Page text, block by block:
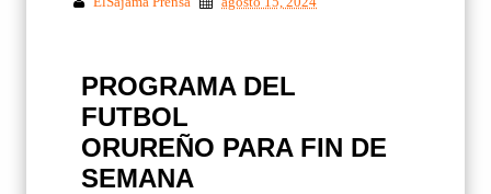
PROGRAMA DEL
FUTBOL
ORUREÑO PARA FIN DE
SEMANA